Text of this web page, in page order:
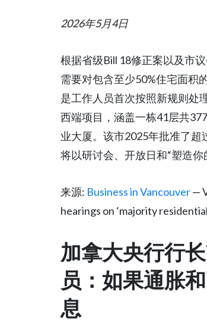
2026年5月4日
根据省级Bill 18修正案以及市
需要对包含至少50%住宅面积
是工作人员首次按照新规则处
西端项目，涵盖一栋41层共
业大厦。该市2025年批准了超
将以研讨会、开放日和“塑造你
来源: Business in Vancouver—
hearings on ‘majority
加拿大央行行
员：如果通胀
息